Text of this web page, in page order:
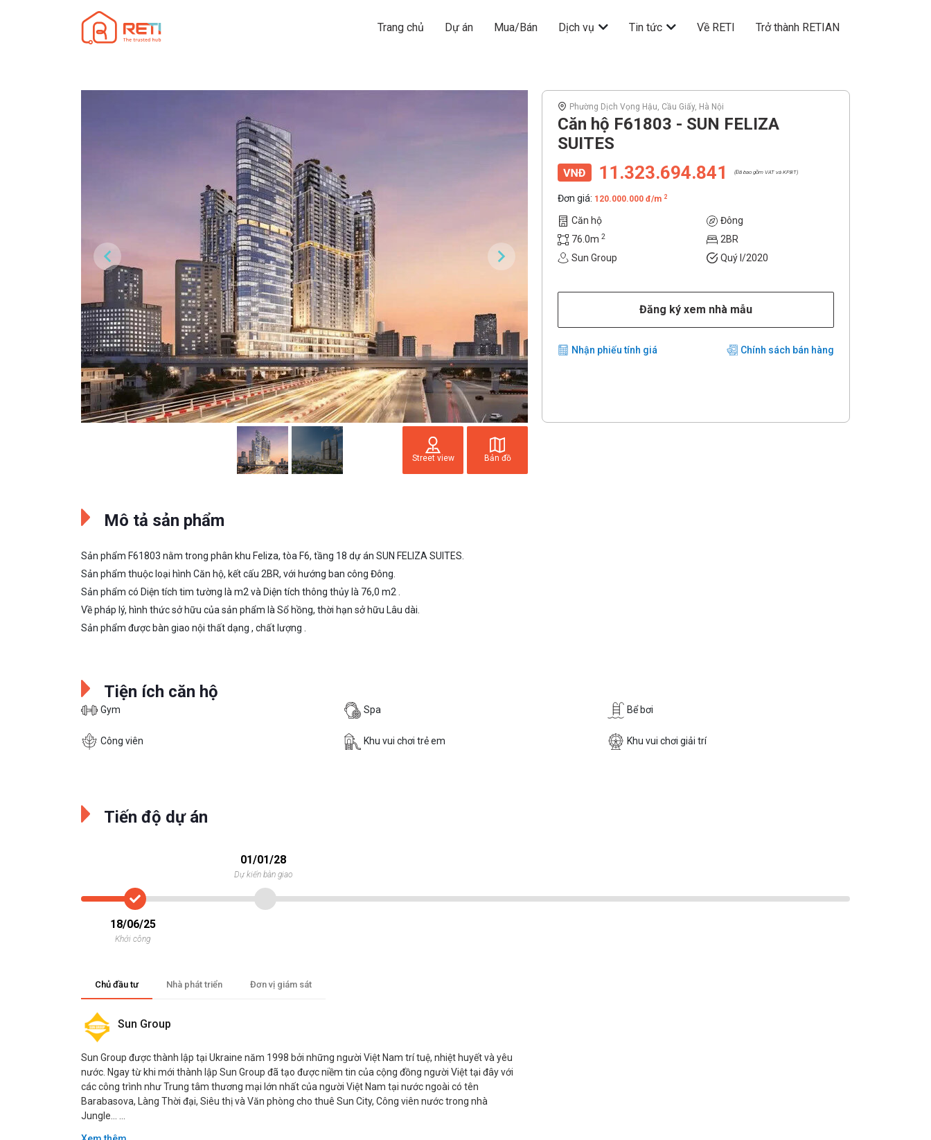
Trang chủ Dự án Mua/Bán Dịch vụ Tin tức Về RETI Trở thành RETIAN
Street view Bản đồ
Phường Dịch Vọng Hậu, Cầu Giấy, Hà Nội
Căn hộ F61803 - SUN FELIZA
SUITES
11.323.694.841 (Đã bao gồm VAT và KPBT)
Đơn giá: 120.000.000 đ/m 2
Căn hộ
Đông
76.0m 2
2BR
Sun Group
Quý I/2020
Đăng ký xem nhà mẫu
Nhận phiếu tính giá Chính sách bán hàng
Mô tả sản phẩm
Sản phẩm F61803 nằm trong phân khu Feliza, tòa F6, tầng 18 dự án SUN FELIZA SUITES.
Sản phẩm thuộc loại hình Căn hộ, kết cấu 2BR, với hướng ban công Đông.
Sản phẩm có Diện tích tim tường là m2 và Diện tích thông thủy là 76,0 m2 .
Về pháp lý, hình thức sở hữu của sản phẩm là Sổ hồng, thời hạn sở hữu Lâu dài.
Sản phẩm được bàn giao nội thất dạng , chất lượng .
Tiện ích căn hộ
Gym Spa Bể bơi
Công viên Khu vui chơi trẻ em Khu vui chơi giải trí
Tiến độ dự án
18/06/25
Khởi công
01/01/28
Dự kiến bàn giao
Chủ đầu tư Nhà phát triển Đơn vị giám sát
Sun Group
Sun Group được thành lập tại Ukraine năm 1998 bởi những người Việt Nam trí tuệ, nhiệt huyết và yêu
nước. Ngay từ khi mới thành lập Sun Group đã tạo được niềm tin của cộng đồng người Việt tại đây với
các công trình như Trung tâm thương mại lớn nhất của người Việt Nam tại nước ngoài có tên
Barabasova, Làng Thời đại, Siêu thị và Văn phòng cho thuê Sun City, Công viên nước trong nhà
Jungle… ...